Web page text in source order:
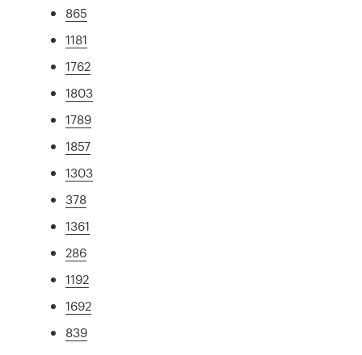
865
1181
1762
1803
1789
1857
1303
378
1361
286
1192
1692
839